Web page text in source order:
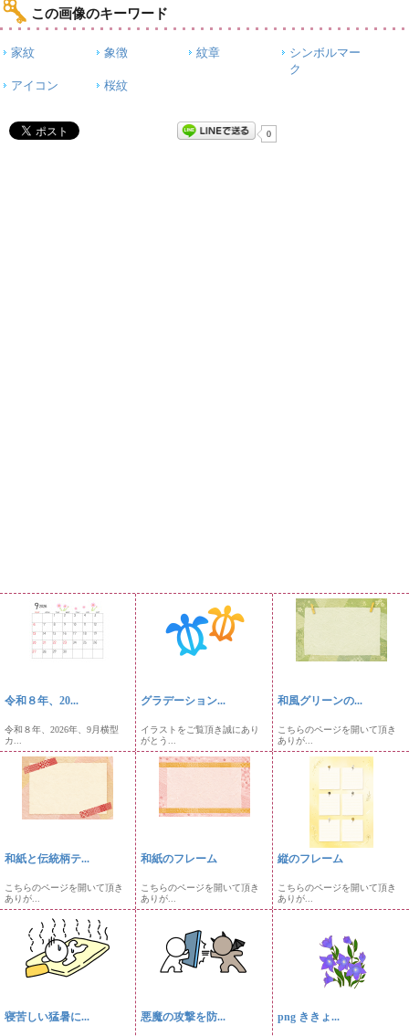
この画像のキーワード
家紋 象徴 紋章
シンボルマー
ク
アイコン
桜紋
0
令和８年、20...
令和８年、2026年、9月横型
カ...
グラデーション...
イラストをご覧頂き誠にあり
がとう...
和風グリーンの...
こちらのページを開いて頂き
ありが...
和紙と伝統柄テ...
こちらのページを開いて頂き
ありが...
和紙のフレーム
こちらのページを開いて頂き
ありが...
縦のフレーム
こちらのページを開いて頂き
ありが...
寝苦しい猛暑に... 悪魔の攻撃を防... png ききょ...